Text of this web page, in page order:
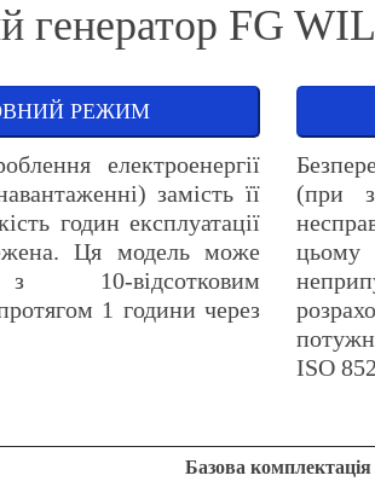
генератор FG
РЕЖИМ
електроенергії
замість її
годин експлуатації
Ця модель може
10-відсотковим
1 години через
(при
ISO
Базова комплектація